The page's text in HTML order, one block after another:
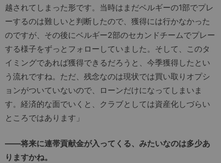
越されてしまった形です。当時はまだベルギーの1部でプレ
ーするのは難しいと判断したので、獲得には行かなかった
のですが、その後にベルギー2部のセカンドチームでプレー
する様子をずっとフォローしていました。そして、このタ
イミングであれば獲得できるだろうと、今季獲得したとい
う流れですね。ただ、残念なのは現状では買い取りオプシ
ョンがついていないので、ローンだけになってしまいま
す。経済的な面でいくと、クラブとしては資産化しづらい
ところではあります」
――将来に連帯貢献金が入ってくる、みたいなのは多少あ
りますかね。